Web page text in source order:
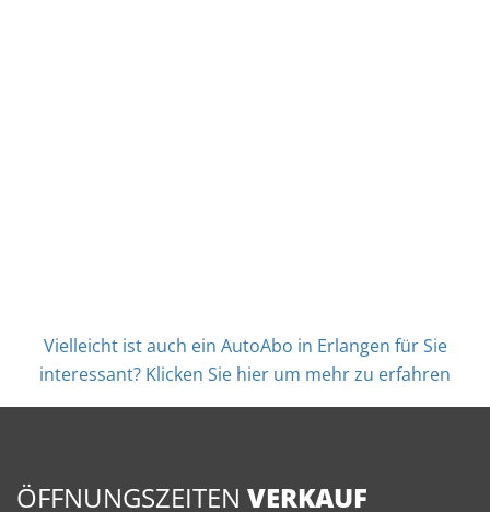
Vielleicht ist auch ein AutoAbo in Erlangen für Sie
interessant? Klicken Sie hier um mehr zu erfahren
ÖFFNUNGSZEITEN VERKAUF